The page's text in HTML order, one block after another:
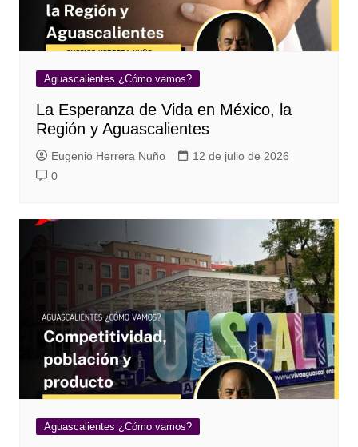
Aguascalientes ¿Cómo vamos?
La Esperanza de Vida en México, la
Región y Aguascalientes
Eugenio Herrera Nuño
12 de julio de 2026
0
Aguascalientes ¿Cómo vamos?